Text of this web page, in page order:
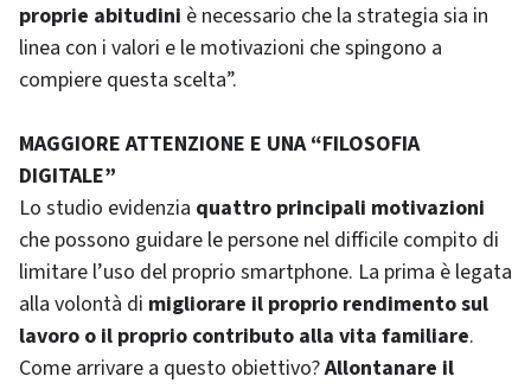
proprie abitudini è necessario che la strategia sia in
linea con i valori e le motivazioni che spingono a
compiere questa scelta”.
MAGGIORE ATTENZIONE E UNA “FILOSOFIA
DIGITALE”
Lo studio evidenzia quattro principali motivazioni
che possono guidare le persone nel difficile compito di
limitare l’uso del proprio smartphone. La prima è legata
alla volontà di migliorare il proprio rendimento sul
lavoro o il proprio contributo alla vita familiare.
Come arrivare a questo obiettivo?Allontanare il